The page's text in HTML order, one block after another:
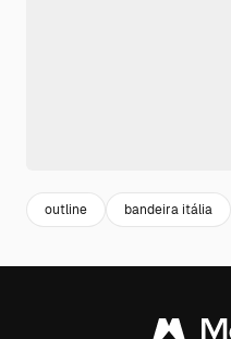
outline bandeira itália